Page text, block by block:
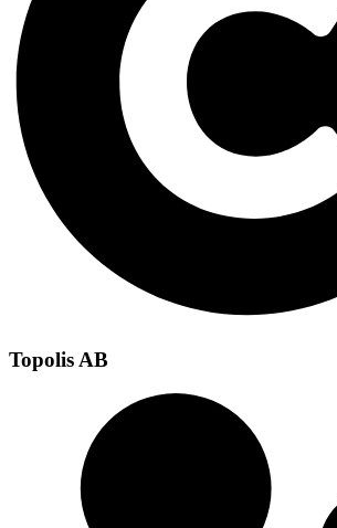
Topolis AB